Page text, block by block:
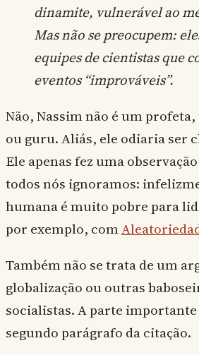
dinamite, vulnerável ao
Mas não se preocupem:
equipes de cientistas que
eventos “improváveis”.
Não, Nassim não é um
ou guru. Aliás, ele odiaria ser
Ele apenas fez uma
todos nós ignoramos:
humana é muito pobre para
por exemplo, com
Também não se trata de um
globalização ou outras
socialistas. A parte importante
segundo parágrafo da citação.